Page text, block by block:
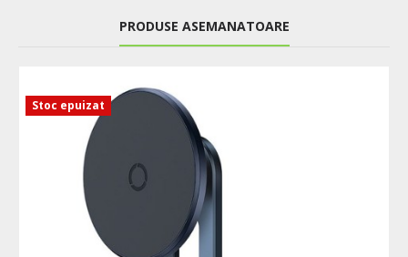
PRODUSE ASEMANATOARE
Stoc epuizat